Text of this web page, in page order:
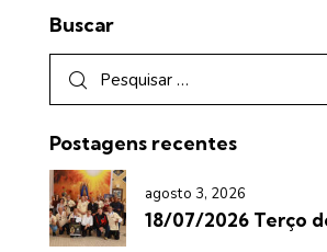
Buscar
Postagens recentes
agosto 3, 2026
18/07/2026 Terço